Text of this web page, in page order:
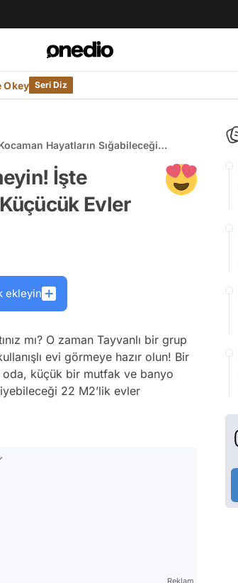
Okey Seri Diz
Hayatların Sığabileceği
İşte
Evler
ekleyin
mı? O zaman Tayvanlı bir grup
evi görmeye hazır olun! Bir
küçük bir mutfak ve banyo
22 M2’lik evler
Reklam